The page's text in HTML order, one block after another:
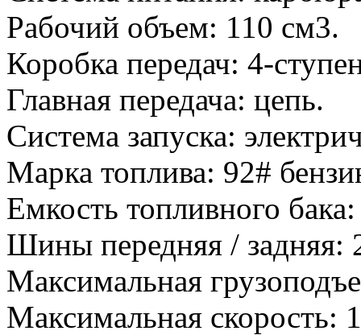
Рабочий объем: 110 см3.
Коробка передач: 4-
Главная передача: цепь.
Система запуска:
Марка топлива: 92#
Емкость топливного
Шины передняя / задняя:
Максимальная
Максимальная скорость: